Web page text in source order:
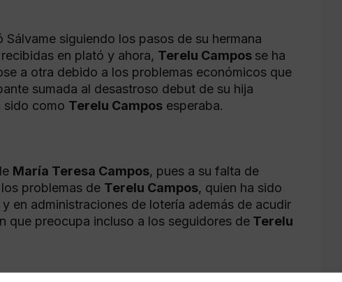
Sálvame siguiendo los pasos de su hermana
en plató y ahora, Terelu Campos se ha
a otra debido a los problemas económicos que
sumada al desastroso debut de su hija
sido como Terelu Campos esperaba.
María Teresa Campos, pues a su falta de
problemas de Terelu Campos, quien ha sido
en administraciones de lotería además de acudir
que preocupa incluso a los seguidores de Terelu